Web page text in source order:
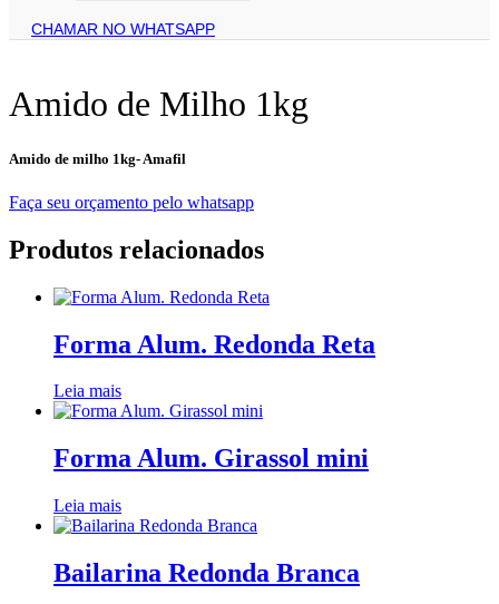
CHAMAR NO WHATSAPP
Amido de Milho 1kg
Amido de milho 1kg- Amafil
Faça seu orçamento pelo whatsapp
Produtos relacionados
Forma Alum. Redonda Reta
Leia mais
Forma Alum. Girassol mini
Leia mais
Bailarina Redonda Branca